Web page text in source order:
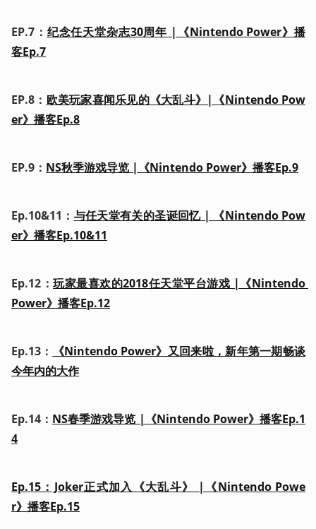
EP.7： 纪念任天堂杂志30周年 |《Nintendo Power》播
客Ep.7
EP.8： 欧美玩家喜闻乐见的《大乱斗》|《Nintendo Pow
er》播客Ep.8
EP.9： NS秋季游戏导览 |《Nintendo Power》播客Ep.9
Ep.10&11： 与任天堂有关的圣诞回忆 | 《Nintendo Pow
er》播客Ep.10&11
Ep.12：玩家最喜欢的2018任天堂平台游戏 |《Nintendo
Power》播客Ep.12
Ep.13：
《Nintendo Power》又回来啦，新年第一期畅谈
今年内的大作
Ep.14： NS春季游戏导览 |《Nintendo Power》播客Ep.1
4
Ep.15：Joker正式加入《大乱斗》 |《Nintendo Powe
r》播客Ep.15